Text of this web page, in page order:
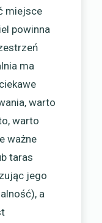
miejsce
powinna
ma
warto
warto
ważne
taras
jego
a